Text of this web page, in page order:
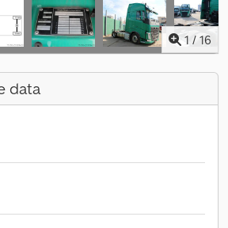
1 / 16
data